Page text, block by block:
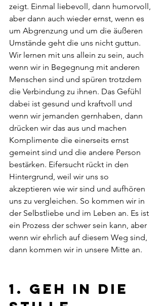
zeigt. Einmal liebevoll, dann humorvoll,
aber dann auch wieder ernst, wenn es
um Abgrenzung und um die äußeren
Umstände geht die uns nicht guttun.
Wir lernen mit uns allein zu sein, auch
wenn wir in Begegnung mit anderen
Menschen sind und spüren trotzdem
die Verbindung zu ihnen. Das Gefühl
dabei ist gesund und kraftvoll und
wenn wir jemanden gernhaben, dann
drücken wir das aus und machen
Komplimente die einerseits ernst
gemeint sind und die andere Person
bestärken. Eifersucht rückt in den
Hintergrund, weil wir uns so
akzeptieren wie wir sind und aufhören
uns zu vergleichen. So kommen wir in
der Selbstliebe und im Leben an. Es ist
ein Prozess der schwer sein kann, aber
wenn wir ehrlich auf diesem Weg sind,
dann kommen wir in unsere Mitte an.
1. Geh in die